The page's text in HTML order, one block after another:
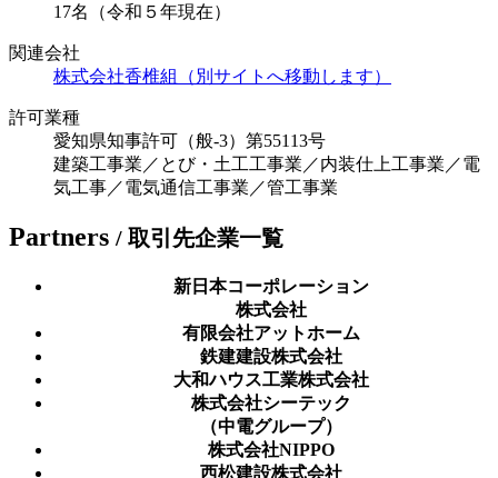
17名（令和５年現在）
関連会社
株式会社香椎組（別サイトへ移動します）
許可業種
愛知県知事許可（般-3）第55113号
建築工事業／とび・土工工事業／内装仕上工事業／電
気工事／電気通信工事業／管工事業
Partners / 取引先企業一覧
新日本コーポレーション
株式会社
有限会社アットホーム
鉄建建設株式会社
大和ハウス工業株式会社
株式会社シーテック
（中電グループ）
株式会社NIPPO
西松建設株式会社